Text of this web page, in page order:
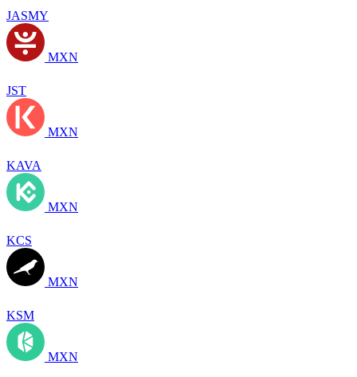
JASMY
MXN
JST
MXN
KAVA
MXN
KCS
MXN
KSM
MXN